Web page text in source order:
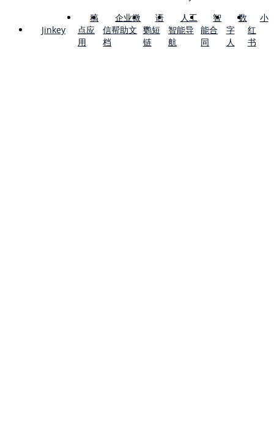
Jinkey
稿
点应
用
企业微
信帮助文
档
语
鹦短
链
人工
智能导
航
智
能合
同
数
字
人
小
红
书